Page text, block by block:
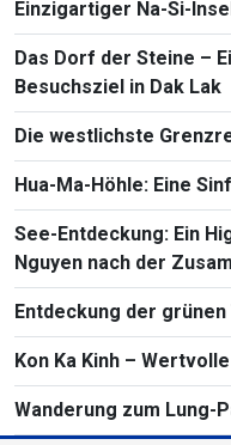
Einzigartiger Na-Si-
Das Dorf der Steine –
Besuchsziel in Dak Lak
Die westlichste
Hua-Ma-Höhle: Eine
See-Entdeckung: Ein
Nguyen nach der
Entdeckung der
Kon Ka Kinh –
Wanderung zum Lung-